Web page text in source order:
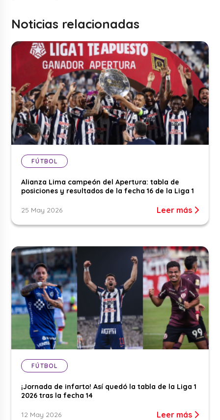
Noticias relacionadas
FÚTBOL
Alianza Lima campeón del Apertura: tabla de
posiciones y resultados de la fecha 16 de la Liga 1
25 May 2026 Leer más
FÚTBOL
¡Jornada de infarto! Así quedó la tabla de la Liga 1
2026 tras la fecha 14
12 May 2026 Leer más